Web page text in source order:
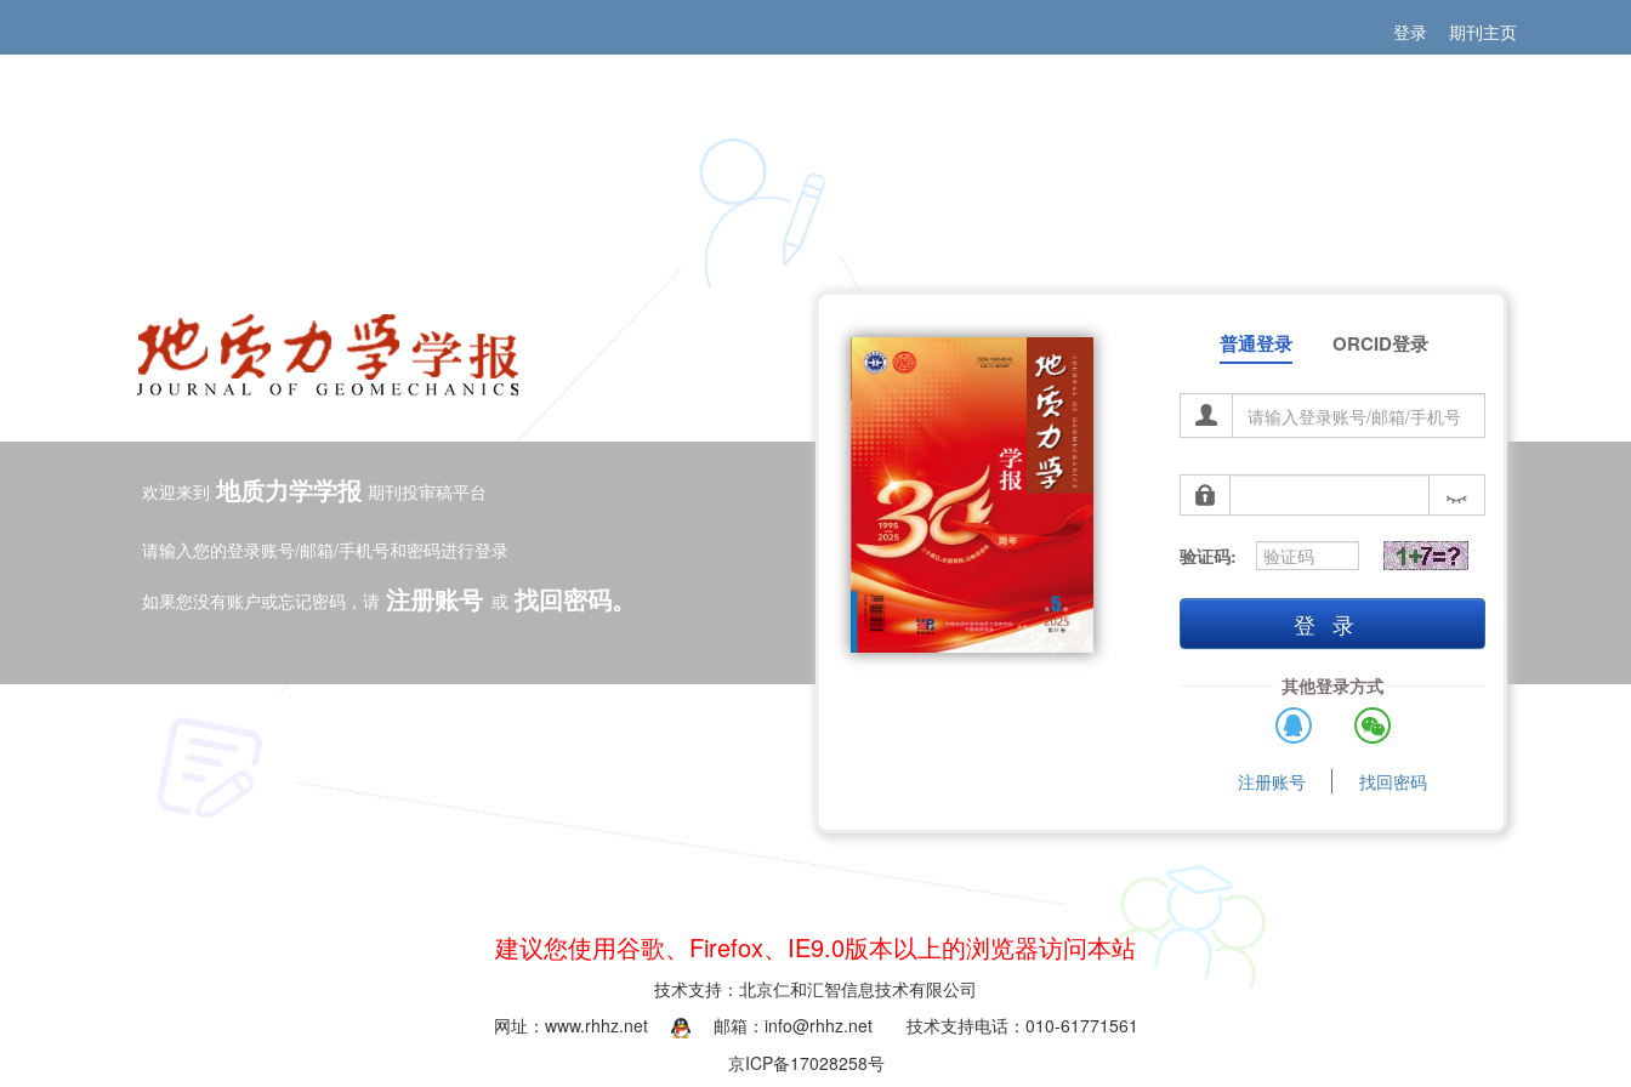
登录 期刊主页
欢迎来到 地质力学学报 期刊投审稿平台
请输入您的登录账号/邮箱/手机号和密码进行登录
如果您没有账户或忘记密码，请 注册账号 或 找回密码。
普通登录 ORCID登录
验证码:
登录
其他登录方式
注册账号 找回密码
建议您使用谷歌、Firefox、IE9.0版本以上的浏览器访问本站
技术支持：北京仁和汇智信息技术有限公司
网址：www.rhhz.net
邮箱：info@rhhz.net
技术支持电话：010-61771561
京ICP备17028258号